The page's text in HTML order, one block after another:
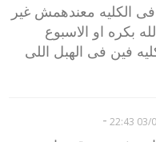
الكليه معندهمش غير
بكره او الاسبوع
فين فى الهبل اللى
03/
-